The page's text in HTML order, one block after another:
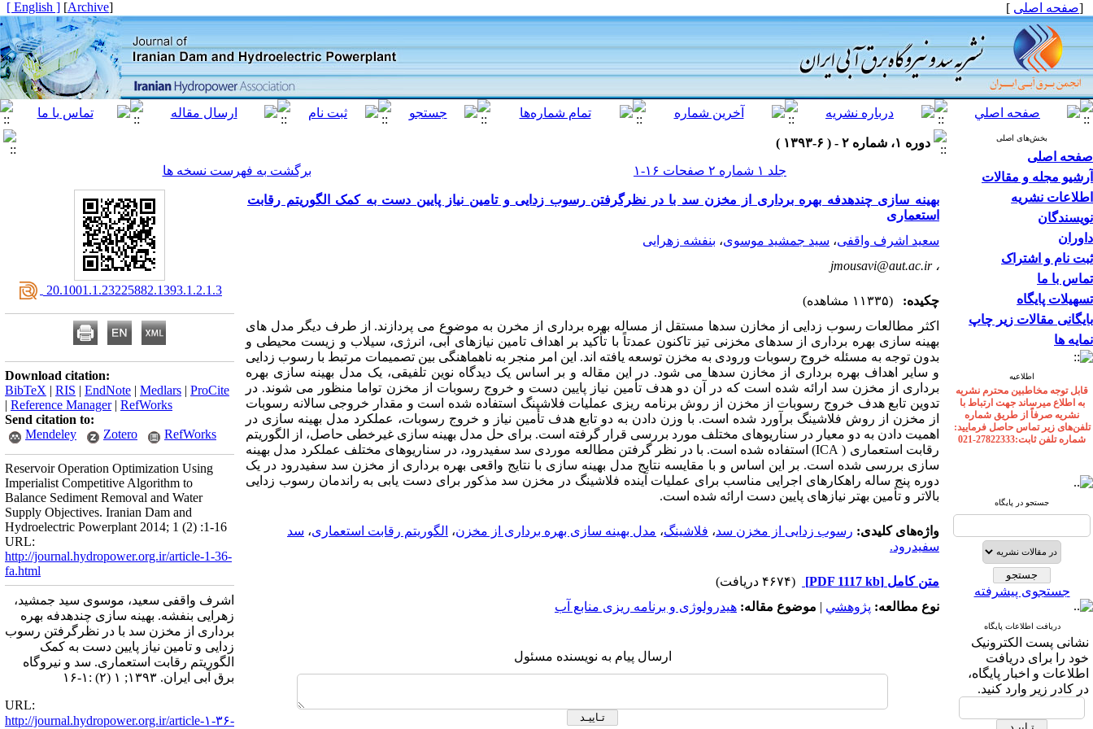
[صفحه اصلی ]
[
Archive
]
[ English ]
بخش‌های اصلی
صفحه اصلی
آرشیو مجله و مقالات
اطلاعات نشریه
نویسندگان
داوران
ثبت نام و اشتراک
تماس با ما
تسهیلات پایگاه
بایگانی مقالات زیر چاپ
نمایه ها
اطلاعیه
قابل توجه مخاطبین محترم نشریه
به اطلاع میرساند جهت ارتباط با
نشریه صرفاً از طریق شماره
تلفن‌های زیر تماس حاصل فرمایید:
شماره تلفن ثابت:27822333-021
جستجو در پایگاه
جستجوی پیشرفته
دریافت اطلاعات پایگاه
نشانی پست الکترونیک
خود را برای دریافت
اطلاعات و اخبار پایگاه،
در کادر زیر وارد کنید.
دوره ۱، شماره ۲ - ( ۶-۱۳۹۳ )
جلد ۱ شماره ۲ صفحات ۱۶-۱
برگشت به فهرست نسخه ها
بهینه سازی چندهدفه بهره برداری از مخزن سد با در نظرگرفتن رسوب زدایی و تامین نیاز پایین دست به کمک الگوریتم رقابت
استعماری
سعید اشرف واقفی، سید جمشید موسوی، بنفشه زهرایی
،jmousavi@aut.ac.ir
چکیده:
(۱۱۳۳۵ مشاهده)
اکثر مطالعات رسوب زدایی از مخازن سدها مستقل از مساله بهره برداری از مخرن به موضوع می پردازند. از طرف دیگر مدل های
بهینه سازی بهره برداری از سدهای مخزنی تیز تاکنون عمدتاً با تأکید بر اهداف تامین نیازهای آبی، انرژی، سیلاب و زیست محیطی و
بدون توجه به مسئله خروج رسوبات ورودی به مخزن توسعه یافته اند. این امر منجر به ناهماهنگی بین تصمیمات مرتبط با رسوب زدایی
و سایر اهداف بهره برداری از مخازن سدها می شود. در این مقاله و بر اساس یک دیدگاه نوین تلفیقی، یک مدل بهینه سازی بهره
برداری از مخزن سد ارائه شده است که در آن دو هدف تأمین نیاز پایین دست و خروج رسوبات از مخزن تواما منظور می شوند. در
تدوین تابع هدف خروج رسوبات از مخزن از روش برنامه ریزی عملیات فلاشینگ استفاده شده است و مقدار خروجی سالانه رسوبات
از مخزن از روش فلاشینگ برآورد شده است. با وزن دادن به دو تابع هدف تأمین نیاز و خروج رسوبات، عملکرد مدل بهینه سازی در
اهمیت دادن به دو معیار در سناریوهای مختلف مورد بررسی قرار گرفته است. برای حل مدل بهینه سازی غیرخطی حاصل، از الگوریتم
رقابت استعماری ( ICA) استفاده شده است. با در نظر گرفتن مطالعه موردی سد سفیدرود، در سناریوهای مختلف عملکرد مدل بهینه
سازی بررسی شده است. بر این اساس و با مقایسه نتایج مدل بهینه سازی با نتایج واقعی بهره برداری از مخزن سد سفیدرود در یک
دوره پنج ساله راهکارهای اجرایی مناسب برای عملیات آینده فلاشینگ در مخزن سد مذکور برای دست یابی به راندمان رسوب زدایی
بالاتر و تأمین بهتر نیازهای پایین دست ارائه شده است.
واژه‌های کلیدی: رسوب زدایی از مخزن سد، فلاشینگ، مدل بهینه سازی بهره برداری از مخزن، الگوریتم رقابت استعماری، سد
سفیدرود.
متن کامل [PDF 1117 kb]
(۴۶۷۴ دریافت)
نوع مطالعه: پژوهشي | موضوع مقاله: هیدرولوژی و برنامه ریزی منابع آب
ارسال پیام به نویسنده مسئول
‎ 20.1001.1.23225882.1393.1.2.1.3
Download citation:
BibTeX | RIS | EndNote | Medlars | ProCite
| Reference Manager| RefWorks
Send citation to:
Mendeley
Zotero RefWorks
Reservoir Operation Optimization Using
Imperialist Competitive Algorithm to
Balance Sediment Removal and Water
Supply Objectives. Iranian Dam and
Hydroelectric Powerplant 2014; 1 (2) :1-16
URL:
http://journal.hydropower.org.ir/article-1-36-
fa.html
اشرف واقفی سعید، موسوی سید جمشید،
زهرایی بنفشه. بهینه سازی چندهدفه بهره
برداری از مخزن سد با در نظرگرفتن رسوب
زدایی و تامین نیاز پایین دست به کمک
الگوریتم رقابت استعماری. سد و نیروگاه
برق آبی ایران. ۱۳۹۳; ۱ (۲) :۱-۱۶
URL:
http://journal.hydropower.org.ir/article-۱-۳۶-